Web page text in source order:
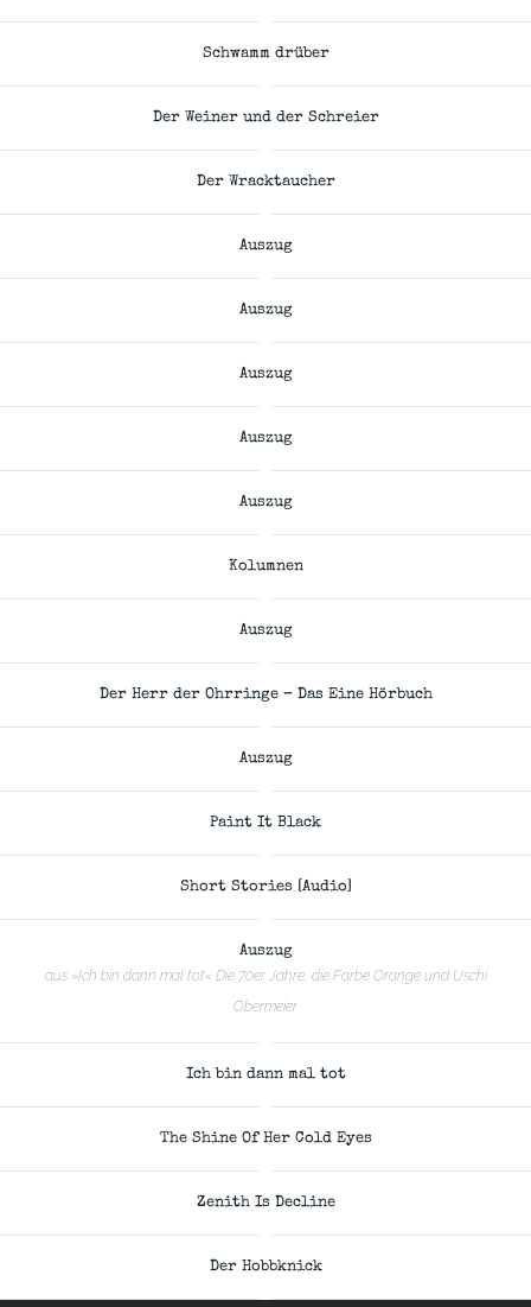
Schwamm drüber
Der Weiner und der Schreier
Der Wracktaucher
Auszug
Auszug
Auszug
Auszug
Auszug
Kolumnen
Auszug
Der Herr der Ohrringe – Das Eine Hörbuch
Auszug
Paint It Black
Short Stories [Audio]
Auszug
aus »Ich bin dann mal tot« Die 70er Jahre, die Farbe Orange und Uschi
Obermeier
Ich bin dann mal tot
The Shine Of Her Cold Eyes
Zenith Is Decline
Der Hobbknick